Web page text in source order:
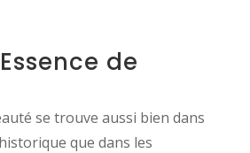
de
se trouve aussi bien dans
que dans les